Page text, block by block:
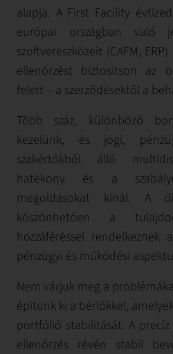
alapja. A First Facility
európai országban való
szoftvereszközeit (CAFM,
ellenőrzést biztosítson az
felett – a szerződésektől a
Több száz, különböző
kezelünk, és jogi,
szakértőkből álló
hatékony és a
megoldásokat kínál. A
köszönhetően a
hozzáféréssel rendelkeznek
pénzügyi és működési
Nem várjuk meg a
építünk ki a bérlőkkel,
portfólió stabilitását. A precíz
ellenőrzés révén stabil